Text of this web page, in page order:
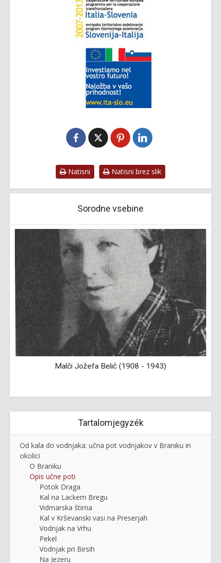
Natisni Natisni brez slik
Sorodne vsebine
Malči Jožefa Belič (1908 - 1943)
Tartalomjegyzék
Od kala do vodnjaka: učna pot vodnjakov v Braniku in
okolici
O Braniku
Opis učne poti
Potok Draga
Kal na Lackem Bregu
Vidmarska štirna
Kal v Krševanski vasi na Preserjah
Vodnjak na Vrhu
Pekel
Vodnjak pri Birsih
Na Jezeru